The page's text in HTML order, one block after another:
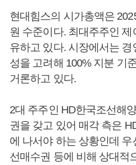
현대힘스의 시가총액은
원 수준이다. 최대주주인 제
유하고 있다. 시장에서는
성을 고려해 100% 지분 기
거론하고 있다.
2대 주주인 HD한국조선해
권을 갖고 있어 매각 측은
에 나서야 하는 상황인데
선매수권 등에 비해 상대적